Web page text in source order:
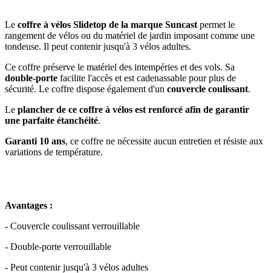
Le coffre à vélos Slidetop de la marque Suncast permet le
rangement de vélos ou du matériel de jardin imposant comme une
tondeuse. Il peut contenir jusqu'à 3 vélos adultes.
Ce coffre préserve le matériel des intempéries et des vols. Sa
double-porte facilite l'accès et est cadenassable pour plus de
sécurité. Le coffre dispose également d'un couvercle coulissant.
Le plancher de ce coffre à vélos est renforcé afin de garantir
une parfaite étanchéité.
Garanti 10 ans, ce coffre ne nécessite aucun entretien et résiste aux
variations de température.
Avantages :
- Couvercle coulissant verrouillable
- Double-porte verrouillable
- Peut contenir jusqu'à 3 vélos adultes